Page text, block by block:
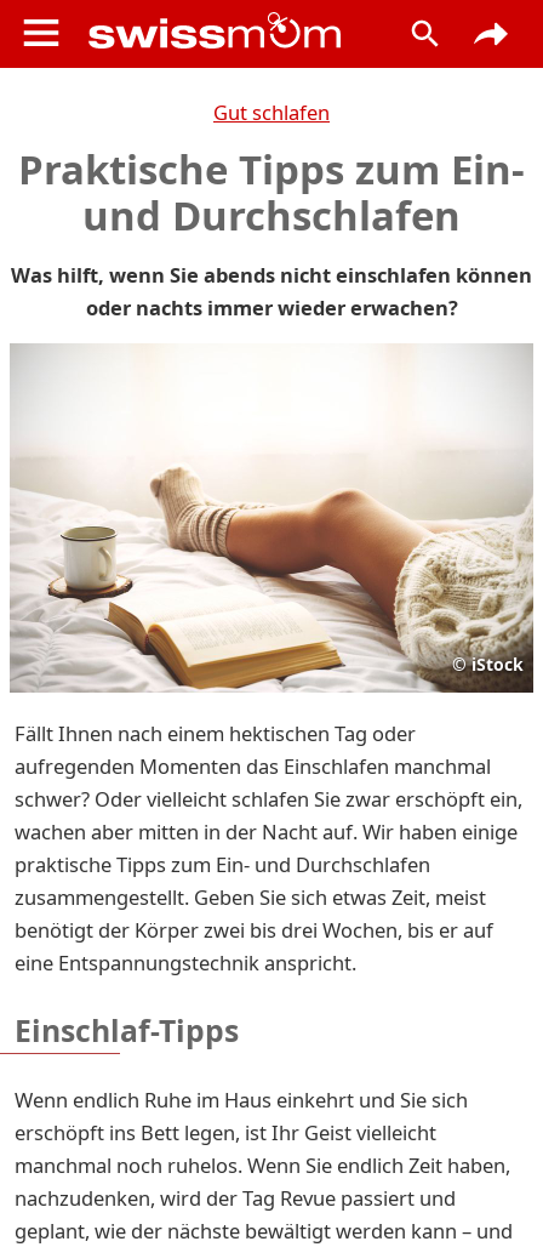
Gut schlafen
Praktische Tipps zum Ein-
und Durchschlafen
Was hilft, wenn Sie abends nicht einschlafen können
oder nachts immer wieder erwachen?
© iStock
Fällt Ihnen nach einem hektischen Tag oder
aufregenden Momenten das Einschlafen manchmal
schwer? Oder vielleicht schlafen Sie zwar erschöpft ein,
wachen aber mitten in der Nacht auf. Wir haben einige
praktische Tipps zum Ein- und Durchschlafen
zusammengestellt. Geben Sie sich etwas Zeit, meist
benötigt der Körper zwei bis drei Wochen, bis er auf
eine Entspannungstechnik anspricht.
Einschlaf-Tipps
Wenn endlich Ruhe im Haus einkehrt und Sie sich
erschöpft ins Bett legen, ist Ihr Geist vielleicht
manchmal noch ruhelos. Wenn Sie endlich Zeit haben,
nachzudenken, wird der Tag Revue passiert und
geplant, wie der nächste bewältigt werden kann – und